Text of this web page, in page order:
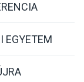
EGYETEM